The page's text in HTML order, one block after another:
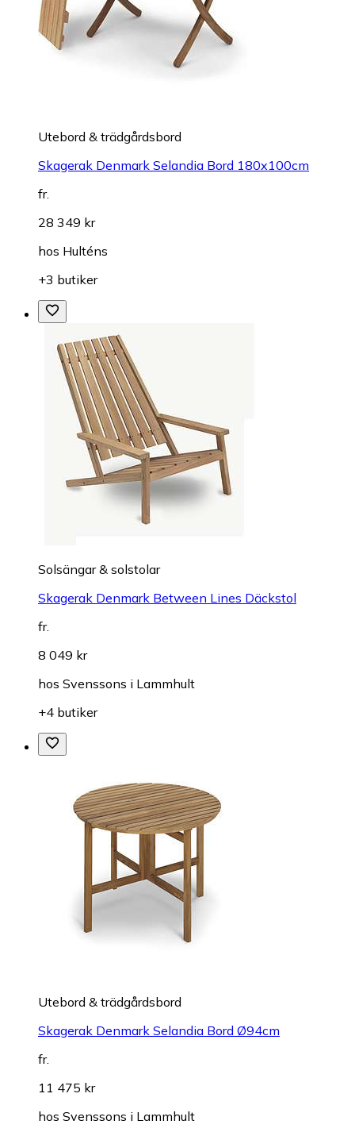
Utebord & trädgårdsbord
Skagerak Denmark Selandia Bord 180x100cm
fr.
28 349 kr
hos Hulténs
+3 butiker
Solsängar & solstolar
Skagerak Denmark Between Lines Däckstol
fr.
8 049 kr
hos Svenssons i Lammhult
+4 butiker
Utebord & trädgårdsbord
Skagerak Denmark Selandia Bord Ø94cm
fr.
11 475 kr
hos Svenssons i Lammhult